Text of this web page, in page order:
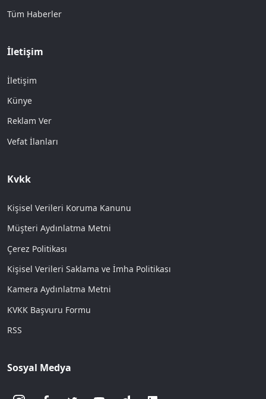
Tüm Haberler
İletişim
İletişim
Künye
Reklam Ver
Vefat İlanları
Kvkk
Kişisel Verileri Koruma Kanunu
Müşteri Aydınlatma Metni
Çerez Politikası
Kişisel Verileri Saklama ve İmha Politikası
Kamera Aydınlatma Metni
KVKK Başvuru Formu
RSS
Sosyal Medya